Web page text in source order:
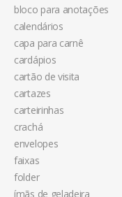
bloco para anotações
calendários
capa para carnê
cardápios
cartão de visita
cartazes
carteirinhas
crachá
envelopes
faixas
folder
ímãs de geladeira